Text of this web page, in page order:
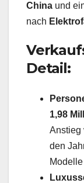
China und
nach
Detail:
1,98
Anstieg
den